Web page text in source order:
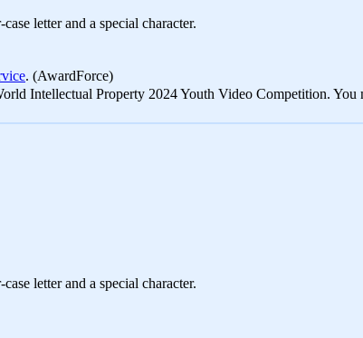
letter and a special character.
. (AwardForce)
Intellectual Property 2024 Youth Video Competition.
letter and a special character.